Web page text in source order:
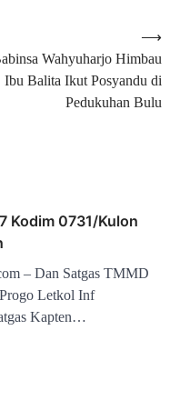
Wahyuharjo Himbau
Ibu Balita Ikut Posyandu di
Pedukuhan Bulu
⟶
Kodim 0731/Kulon
– Dan Satgas TMMD
Letkol Inf
Kapten…